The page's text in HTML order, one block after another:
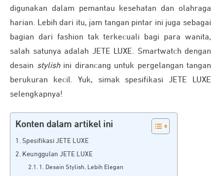
digunakan dalam pemantau kesehatan dan olahraga
harian. Lebih dari itu, jam tangan pintar ini juga sebagai
bagian dari fashion tak terkecuali bagi para wanita,
salah satunya adalah JETE LUXE. Smartwatch dengan
desain stylishini dirancang untuk pergelangan tangan
berukuran kecil. Yuk, simak spesifikasi JETE LUXE
selengkapnya!
Konten dalam artikel ini
Spesifikasi JETE LUXE
Keunggulan JETE LUXE
1. Desain Stylish, Lebih Elegan